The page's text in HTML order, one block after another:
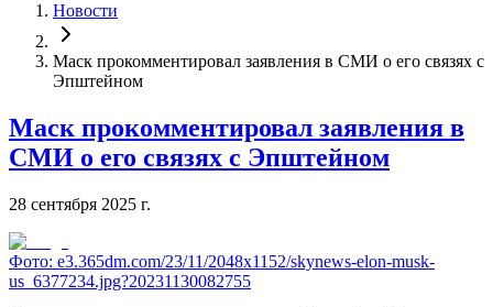
Новости
Маск прокомментировал заявления в СМИ о его связях с
Эпштейном
Маск прокомментировал заявления в
СМИ о его связях с Эпштейном
28 сентября 2025 г.
Фото: e3.365dm.com/23/11/2048x1152/skynews-elon-musk-
us_6377234.jpg?20231130082755